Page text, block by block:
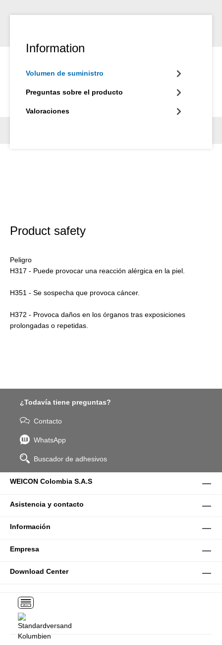
cintas de transporte, espárragos, herramientas o cilindros.
Information
Volumen de suministro
Preguntas sobre el producto
Valoraciones
Product safety
Peligro
H317 - Puede provocar una reacción alérgica en la piel.
H351 - Se sospecha que provoca cáncer.
H372 - Provoca daños en los órganos tras exposiciones
prolongadas o repetidas.
¿Todavía tiene preguntas?
Contacto
WhatsApp
Buscador de adhesivos
WEICON Colombia S.A.S
Asistencia y contacto
Información
Empresa
Download Center